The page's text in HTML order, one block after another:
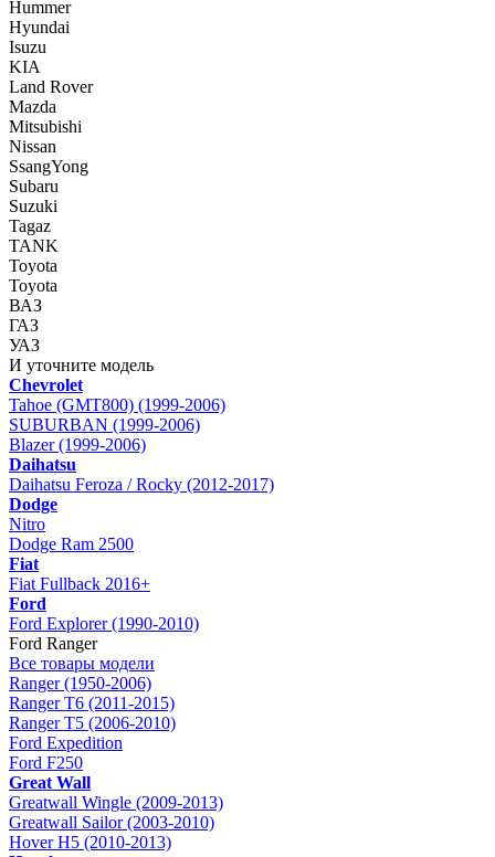
Hummer
Hyundai
Isuzu
KIA
Land Rover
Mazda
Mitsubishi
Nissan
SsangYong
Subaru
Suzuki
Tagaz
TANK
Toyota
Toyota
ВАЗ
ГАЗ
УАЗ
И уточните модель
Chevrolet
Tahoe (GMT800) (1999-2006)
SUBURBAN (1999-2006)
Blazer (1999-2006)
Daihatsu
Daihatsu Feroza / Rocky (2012-2017)
Dodge
Nitro
Dodge Ram 2500
Fiat
Fiat Fullback 2016+
Ford
Ford Explorer (1990-2010)
Ford Ranger
Все товары модели
Ranger (1950-2006)
Ranger T6 (2011-2015)
Ranger T5 (2006-2010)
Ford Expedition
Ford F250
Great Wall
Greatwall Wingle (2009-2013)
Greatwall Sailor (2003-2010)
Hover H5 (2010-2013)